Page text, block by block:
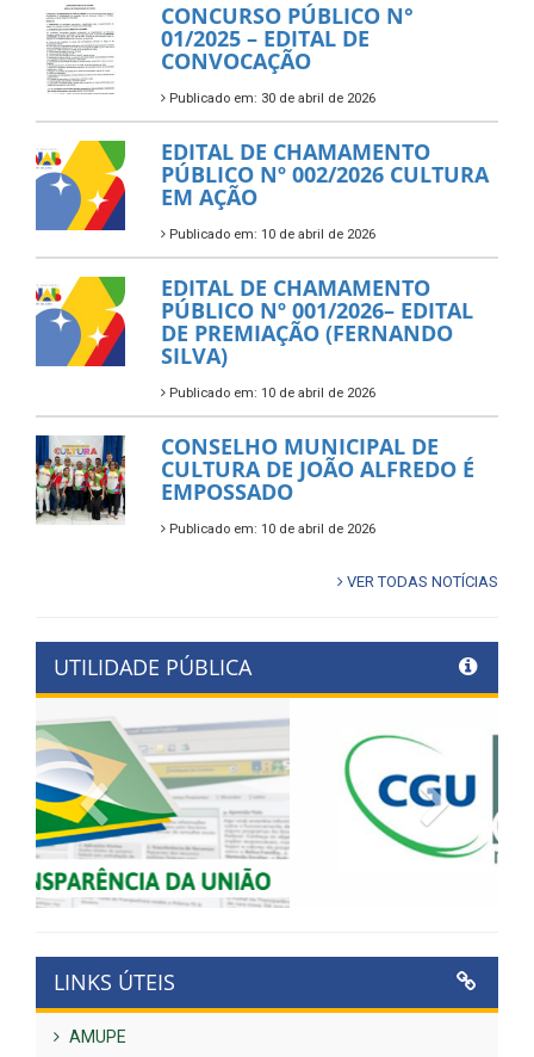
CONCURSO PÚBLICO N°
01/2025 – EDITAL DE
CONVOCAÇÃO
Publicado em: 30 de abril de 2026
EDITAL DE CHAMAMENTO
PÚBLICO Nº 002/2026 CULTURA
EM AÇÃO
Publicado em: 10 de abril de 2026
EDITAL DE CHAMAMENTO
PÚBLICO Nº 001/2026– EDITAL
DE PREMIAÇÃO (FERNANDO
SILVA)
Publicado em: 10 de abril de 2026
CONSELHO MUNICIPAL DE
CULTURA DE JOÃO ALFREDO É
EMPOSSADO
Publicado em: 10 de abril de 2026
VER TODAS NOTÍCIAS
UTILIDADE PÚBLICA
Previous Next
LINKS ÚTEIS
AMUPE